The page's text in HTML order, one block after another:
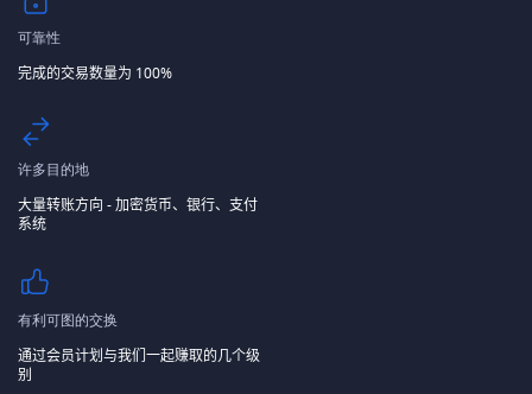
可靠性
完成的交易数量为 100%
许多目的地
大量转账方向 - 加密货币、银行、支付
系统
有利可图的交换
通过会员计划与我们一起赚取的几个级
别